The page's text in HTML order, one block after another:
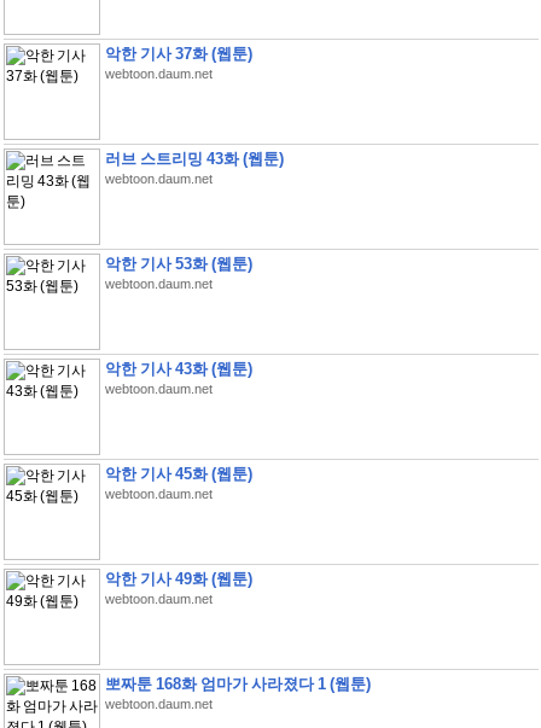
악한 기사 37화 (웹툰)
webtoon.daum.net
러브 스트리밍 43화 (웹툰)
webtoon.daum.net
악한 기사 53화 (웹툰)
webtoon.daum.net
악한 기사 43화 (웹툰)
webtoon.daum.net
악한 기사 45화 (웹툰)
webtoon.daum.net
악한 기사 49화 (웹툰)
webtoon.daum.net
뽀짜툰 168화 엄마가 사라졌다 1 (웹툰)
webtoon.daum.net